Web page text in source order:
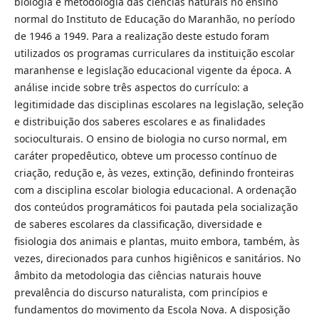
normal do Instituto de Educação do Maranhão, no período
de 1946 a 1949. Para a realização deste estudo foram
utilizados os programas curriculares da instituição escolar
maranhense e legislação educacional vigente da época. A
análise incide sobre três aspectos do currículo: a
legitimidade das disciplinas escolares na legislação, seleção
e distribuição dos saberes escolares e as finalidades
socioculturais. O ensino de biologia no curso normal, em
caráter propedêutico, obteve um processo contínuo de
criação, redução e, às vezes, extinção, definindo fronteiras
com a disciplina escolar biologia educacional. A ordenação
dos conteúdos programáticos foi pautada pela socialização
de saberes escolares da classificação, diversidade e
fisiologia dos animais e plantas, muito embora, também, às
vezes, direcionados para cunhos higiênicos e sanitários. No
âmbito da metodologia das ciências naturais houve
prevalência do discurso naturalista, com princípios e
fundamentos do movimento da Escola Nova. A disposição